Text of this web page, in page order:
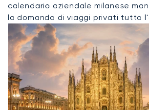
calendario aziendale milanese
la domanda di viaggi privati tutto